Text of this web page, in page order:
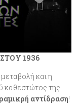
1936
μεταβολή και η
καθεστώτος της
αντίδραση!